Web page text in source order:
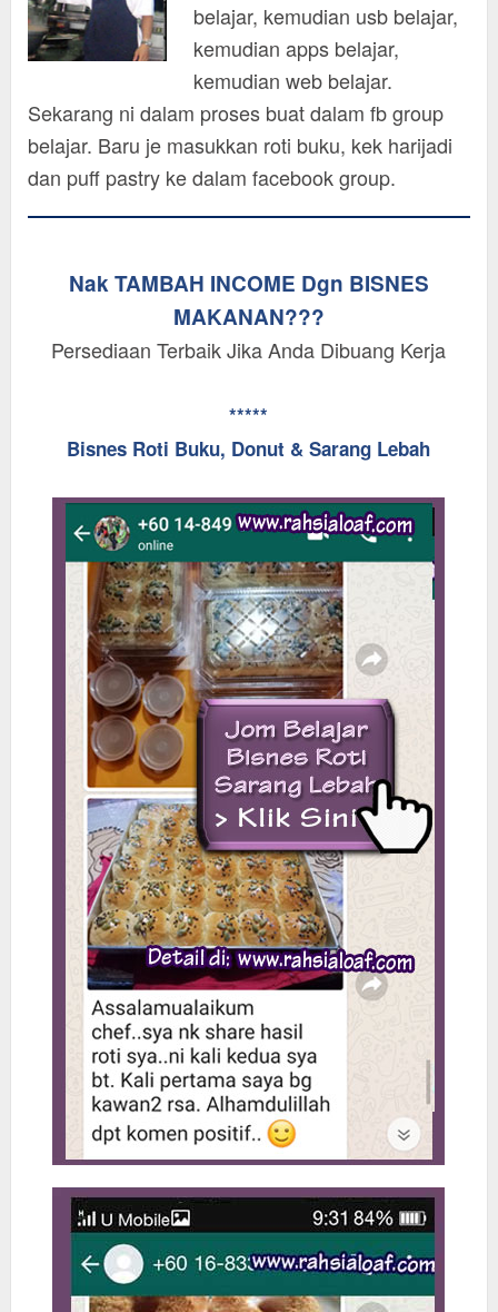
belajar, kemudian usb belajar,
kemudian apps belajar,
kemudian web belajar.
Sekarang ni dalam proses buat dalam fb group
belajar. Baru je masukkan roti buku, kek harijadi
dan puff pastry ke dalam facebook group.
Nak TAMBAH INCOME Dgn BISNES
MAKANAN???
Persediaan Terbaik Jika Anda Dibuang Kerja
*****
Bisnes Roti Buku, Donut & Sarang Lebah